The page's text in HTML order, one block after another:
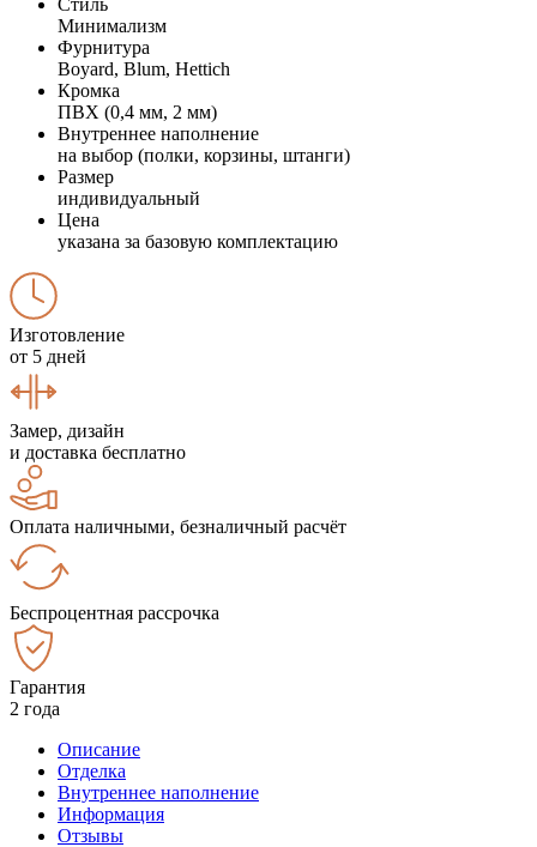
Минимализм
Фурнитура
Boyard, Blum, Hettich
Кромка
ПВХ (0,4 мм, 2 мм)
Внутреннее наполнение
на выбор (полки, корзины, штанги)
Размер
индивидуальный
Цена
указана за базовую комплектацию
Изготовление
от 5 дней
Замер, дизайн
и доставка бесплатно
Оплата наличными, безналичный расчёт
Беспроцентная рассрочка
Гарантия
2 года
Описание
Отделка
Внутреннее наполнение
Информация
Отзывы